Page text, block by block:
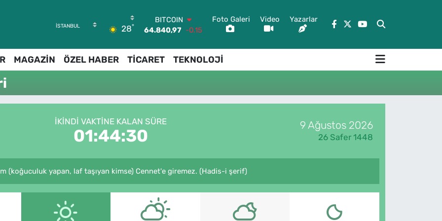
28°
BITCOIN
64.840,97 -0.15
47,7436 0.18
EURO
55,2510 0.32
GRAM ALTIN
BİST100
Foto Galeri Video Yazarlar
MAGAZİN ÖZEL HABER TİCARET TEKNOLOJİ
İKINDI VAKTINE KALAN SÜRE
01:44:30
9 Ağustos 2026
26 Safer 1448
(koğuculuk yapan, laf taşıyan kimse) Cennet'e giremez. (Hadis-i şerif)